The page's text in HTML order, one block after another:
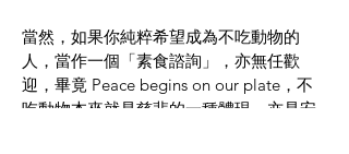
當然，如果你純粹希望成為不吃動物的
人，當作一個「素食諮詢」，亦無任歡
迎，畢竟 Peace begins on our plate，不
吃動物本來就是慈悲的一種體現，亦是安